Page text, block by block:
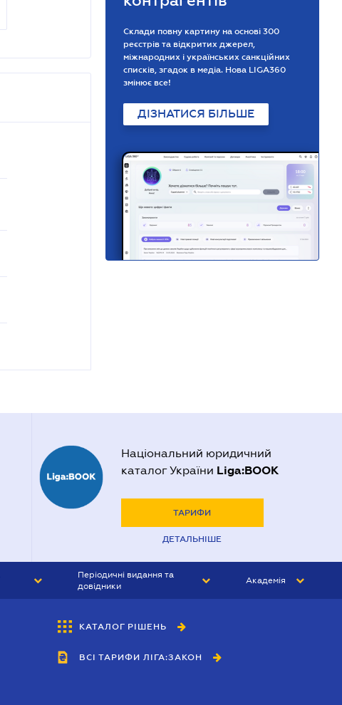
Склади повну картину на основі 300
реєстрів та відкритих джерел,
міжнародних і українських санкційних
списків, згадок в медіа. Нова LIGA360
змінює все!
ДІЗНАТИСЯ БІЛЬШЕ
Національний юридичний
каталог України Liga:BOOK
ТАРИФИ
ДЕТАЛЬНІШЕ
Періодичні видання та
довідники
БУХГАЛТЕР&ЗАКОН
ВІСНИК МСФЗ
Академія
КАТАЛОГ РІШЕНЬ
ВСІ ТАРИФИ ЛІГА:ЗАКОН